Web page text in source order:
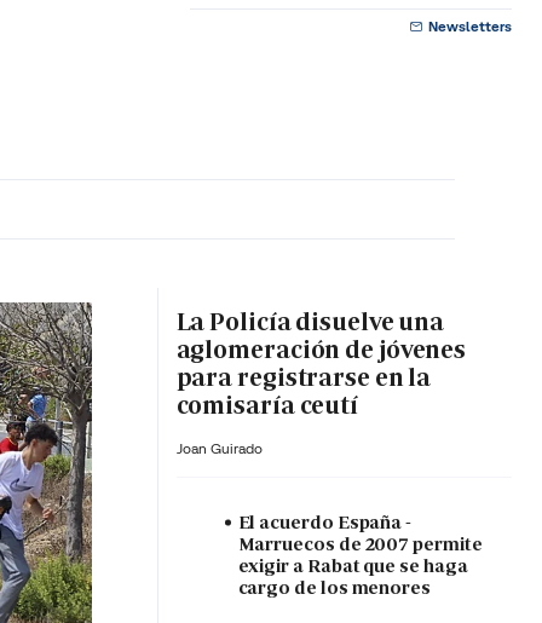
Newsletters
La Policía disuelve una
aglomeración de jóvenes
para registrarse en la
comisaría ceutí
Joan Guirado
El acuerdo España -
Marruecos de 2007 permite
exigir a Rabat que se haga
cargo de los menores